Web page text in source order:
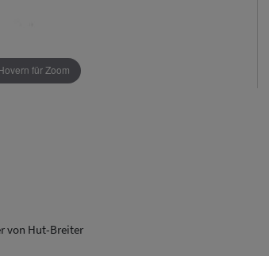
für Zoom
von Hut-Breiter